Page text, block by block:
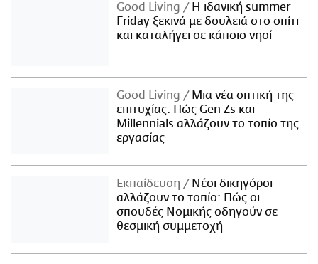
Good Living
Η ιδανική summer
Friday ξεκινά με δουλειά στο σπίτι
και καταλήγει σε κάποιο νησί
Good Living
Μια νέα οπτική της
επιτυχίας: Πώς Gen Zs και
Millennials αλλάζουν το τοπίο της
εργασίας
Εκπαίδευση
Νέοι δικηγόροι
αλλάζουν το τοπίο: Πώς οι
σπουδές Νομικής οδηγούν σε
θεσμική συμμετοχή